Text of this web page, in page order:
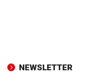
NEWSLETTER